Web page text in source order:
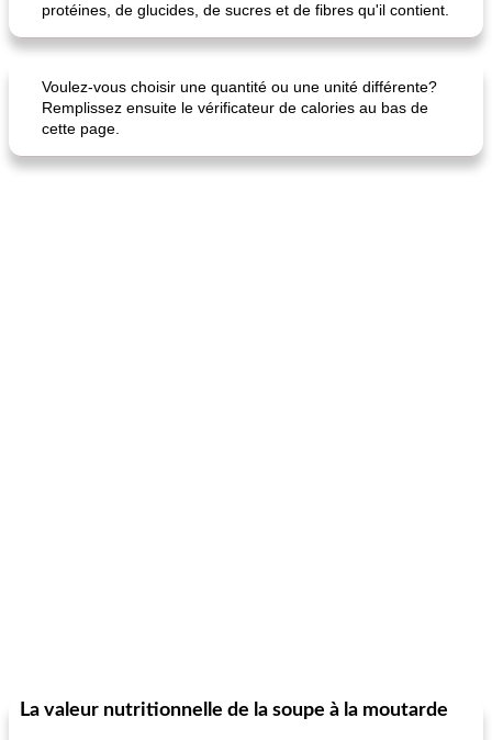
protéines, de glucides, de sucres et de fibres qu'il contient.
Voulez-vous choisir une quantité ou une unité différente?
Remplissez ensuite le vérificateur de calories au bas de
cette page.
La valeur nutritionnelle de la soupe à la moutarde